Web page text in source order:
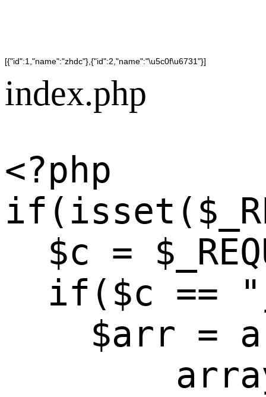
[{"id":1,"name":"zhdc"},{"id":2,"name":"\u5c0f\u6731"}]
index.php
<?php
$c =
if($c ==
$arr =